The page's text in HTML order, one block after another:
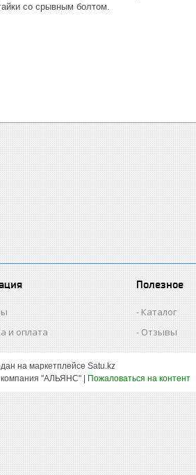
со срывным болтом.
и оплата
Полезное
Каталог
Отзывы
на маркетплейсе Satu.kz
Пожаловаться на контент